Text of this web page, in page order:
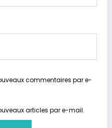
commentaires par e-
articles par e-mail.